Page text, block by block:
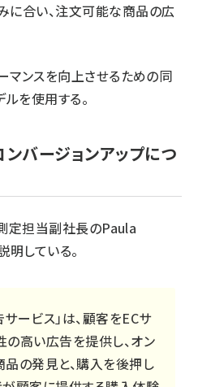
に合い、注文可能な商品の広
マンスを向上させるための同
を使用する。
バージョンアップにつ
定担当副社長のPaula
している。
ービス」は、顧客をECサ
高い広告を提供し、オン
の発見と、購入を後押し